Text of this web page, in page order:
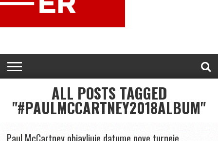
ALL POSTS TAGGED
"#PAULMCCARTNEY2018ALBUM"
Paul McCartney objavljuje datume nove turneje